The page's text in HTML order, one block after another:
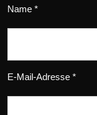
Name *
E-Mail-Adresse *